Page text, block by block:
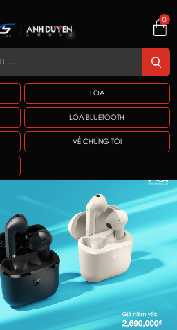
0
LOA
LOA BLUETOOTH
VỀ CHÚNG TÔI